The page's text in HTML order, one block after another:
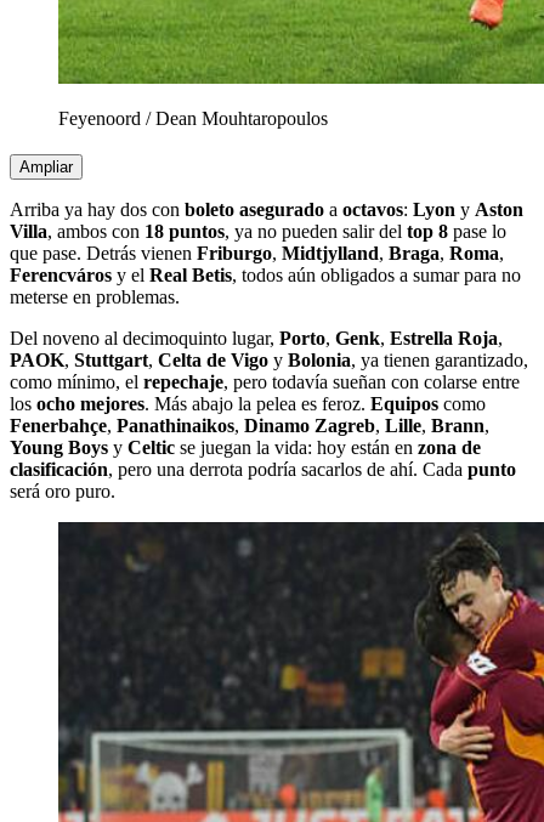
Feyenoord /Dean Mouhtaropoulos
Ampliar
Arriba ya hay dos con boleto asegurado a octavos: Lyon y Aston
Villa, ambos con 18 puntos, ya no pueden salir del top 8 pase lo
que pase. Detrás vienen Friburgo, Midtjylland, Braga, Roma,
Ferencváros y el Real Betis, todos aún obligados a sumar para no
meterse en problemas.
Del noveno al decimoquinto lugar, Porto, Genk, Estrella Roja,
PAOK, Stuttgart, Celta de Vigo y Bolonia, ya tienen garantizado,
como mínimo, el repechaje, pero todavía sueñan con colarse entre
los ocho mejores. Más abajo la pelea es feroz. Equipos como
Fenerbahçe, Panathinaikos, Dinamo Zagreb, Lille, Brann,
Young Boys y Celtic se juegan la vida: hoy están en zona de
clasificación, pero una derrota podría sacarlos de ahí. Cada punto
será oro puro.